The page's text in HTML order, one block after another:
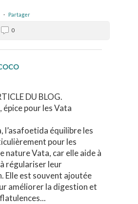
· Partager
0
DU BLOG.
épice pour les Vata
l’asafoetida équilibre les
pour les
nature Vata, car elle aide à
régulariser leur
Elle est souvent ajoutée
améliorer la digestion et